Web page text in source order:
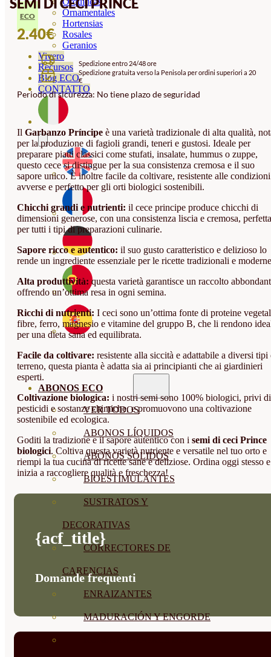
Ornamentales
Hortensias
Rosales
Geranios
Vivero
Recursos
Blog ECO
CONTATTO
ABONOS ECO
VER TODOS
ABONOS LÍQUIDOS
ABONOS SOLIDOS
BIOESTIMULANTES
SUSTRATOS Y
DECORATIVAS
CORRECTORES DE
CARENCIAS
ENRAIZANTES
MADURACIÓN Y ENGORDE
ECO
2.40€
Spedizione entro 24/48 ore
Spedizione gratuita verso la Penisola per ordini superiori a 20
€
Periodo di sicurezza: No tiene plazo de seguridad
Il Garbanzo Príncipe è una varietà tradizionale di alta qualità,
per la produzione di fagioli grandi, teneri e gustosi. Ideale per
preparare piatti classici come stufati, insalate, hummus o zuppe,
questo cece si distingue per la sua consistenza cremosa e il suo
sapore unico. È inoltre facile da coltivare, resistente alle condizioni
avverse e perfetto per gli orti biologici sostenibili.
Chicchi grandi e nutrienti: il cece principe produce chicchi di
dimensioni generose, con una consistenza liscia e cremosa, perfetta
per tutti i tipi di preparazioni culinarie.
Sapore ricco e autentico: il suo gusto caratteristico e delizioso lo
rende un ingrediente essenziale per le ricette tradizionali e
Alta produttività: questa varietà garantisce un raccolto
offrendo un’ottima resa in ogni semina.
Ricchi di nutrienti: I ceci sono un’ottima fonte di proteine
fibre, ferro, magnesio e vitamine del gruppo B, che li rendono
per una dieta sana ed equilibrata.
Facile da coltivare: resistente alla siccità e adattabile a diversi tipi
terreno, questa pianta è adatta sia ai principianti che ai giardinieri
esperti.
Coltivazione biologica: i nostri semi sono 100% biologici, privi di
pesticidi e sostanze chimiche, e promuovono una coltivazione
sostenibile ed ecologica.
Goditi la tradizione e il sapore autentico con i semi di ceci Prince
biologici. Coltiva questa varietà nutriente e versatile nel tuo orto e
riempi la tua cucina di ricette sane e deliziose. Ordina oggi stesso e
inizia a raccogliere qualità e freschezza!
{acf_title}
Domande frequenti